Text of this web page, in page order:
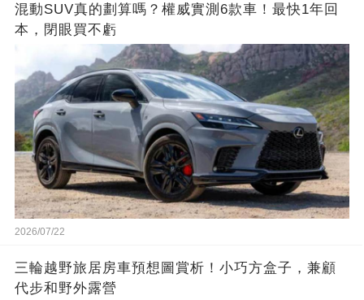
混動SUV真的劃算嗎？權威實測6款車！最快1年回
本，閉眼買不虧
2026/07/22
三輪越野旅居房車預想圖賞析！小巧方盒子，兼顧
代步和野外露營